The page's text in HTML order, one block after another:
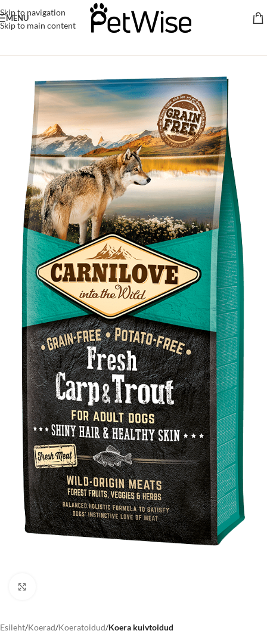
Skip to navigation
Skip to main content
MENU
Esileht Koerad Koeratoidud Koera kuivtoidud